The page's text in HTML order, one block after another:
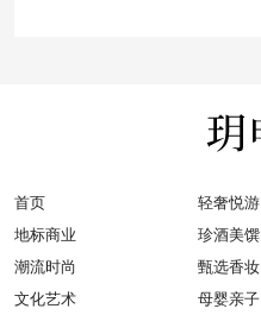
首页
轻奢悦游
地标商业
珍酒美馔
潮流时尚
甄选香妆
文化艺术
母婴亲子